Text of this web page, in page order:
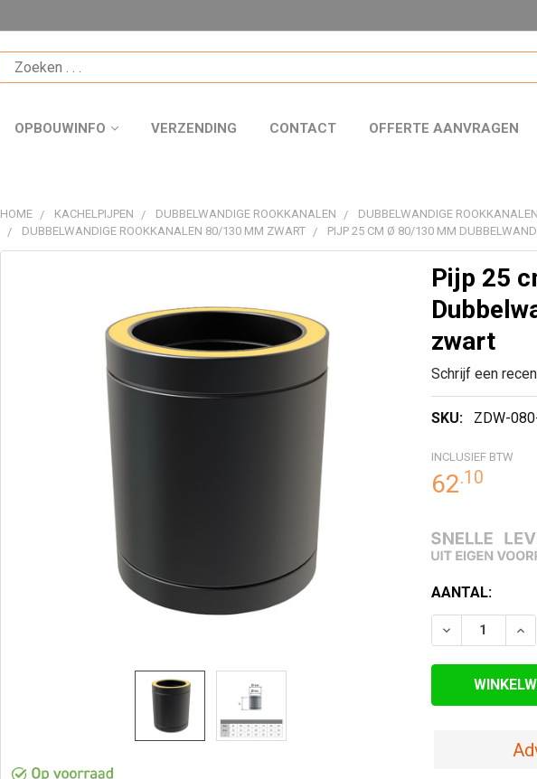
OPBOUWINFO VERZENDING CONTACT OFFERTE AANVRAGEN
HOME KACHELPIJPEN DUBBELWANDIGE ROOKKANALEN
DUBBELWANDIGE
DUBBELWANDIGE ROOKKANALEN 80/130 MM ZWART
PIJP 25 CM Ø 80/130 MM
Pijp 25
zwart
Schrijf een
SKU: ZDW-
INCLUSIEF BTW
62.10
HUIDIGE
VOORRAAD:
AANTAL:
VERLAAG
GESELECTEERDE
WINKELWAGEN